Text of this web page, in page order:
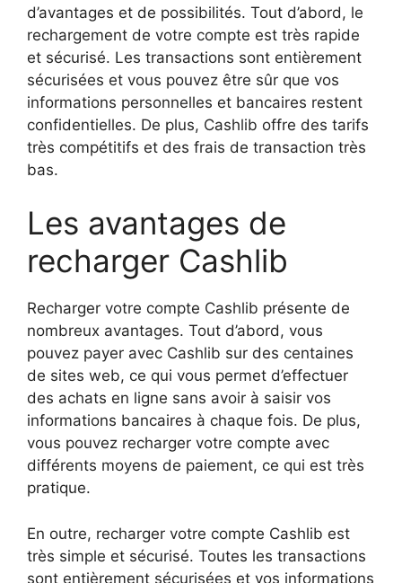
d’avantages et de possibilités. Tout d’abord, le
rechargement de votre compte est très rapide
et sécurisé. Les transactions sont entièrement
sécurisées et vous pouvez être sûr que vos
informations personnelles et bancaires restent
confidentielles. De plus, Cashlib offre des tarifs
très compétitifs et des frais de transaction très
bas.
Les avantages de
recharger Cashlib
Recharger votre compte Cashlib présente de
nombreux avantages. Tout d’abord, vous
pouvez payer avec Cashlib sur des centaines
de sites web, ce qui vous permet d’effectuer
des achats en ligne sans avoir à saisir vos
informations bancaires à chaque fois. De plus,
vous pouvez recharger votre compte avec
différents moyens de paiement, ce qui est très
pratique.
En outre, recharger votre compte Cashlib est
très simple et sécurisé. Toutes les transactions
sont entièrement sécurisées et vos informations